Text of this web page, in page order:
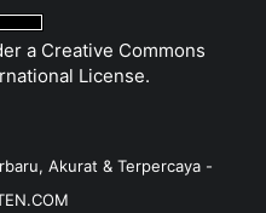
a Creative Commons
License.
Akurat & Terpercaya -